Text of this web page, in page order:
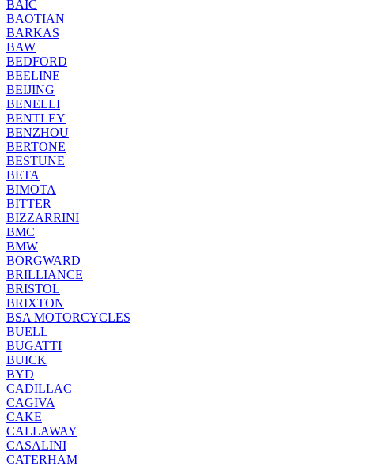
BAIC
BAOTIAN
BARKAS
BAW
BEDFORD
BEELINE
BEIJING
BENELLI
BENTLEY
BENZHOU
BERTONE
BESTUNE
BETA
BIMOTA
BITTER
BIZZARRINI
BMC
BMW
BORGWARD
BRILLIANCE
BRISTOL
BRIXTON
BSA MOTORCYCLES
BUELL
BUGATTI
BUICK
BYD
CADILLAC
CAGIVA
CAKE
CALLAWAY
CASALINI
CATERHAM